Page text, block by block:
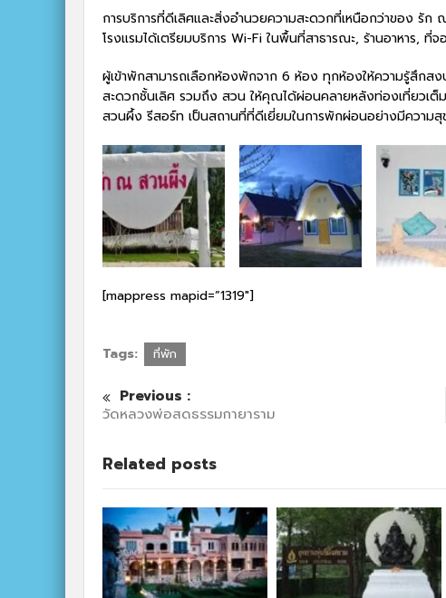
การบริการที่ดีเลิศและสิ่งอำนวยความสะดวกที่เหนือกว่าของ รั
โรงแรมได้เตรียมบริการ Wi-Fi ในพื้นที่สาธารณะ, ร้านอาหาร, ที่
ผู้เข้าพักสามารถเลือกห้องพักจาก 6 ห้อง ทุกห้องให้ความรู้สึกส
สะดวกชั้นเลิศ รวมถึง สวน ให้คุณได้ผ่อนคลายหลังท่องเที่ยวเ
สวนผึ้ง รีสอร์ท เป็นสถานที่ที่ดีเยี่ยมในการพักผ่อนอย่างมีความสุ
[mappress mapid=”1319″]
Tags: ที่พัก
Previous :
วัดหลวงพ่อสดธรรมกายาราม
Related posts